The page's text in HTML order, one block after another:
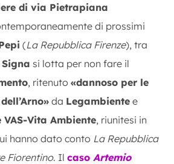
di via Pietrapiana
di prossimi
(La Repubblica Firenze), tra
si lotta per non fare il
, ritenuto «dannoso per le
da Legambiente e
VAS-Vita Ambiente, riunitesi in
hanno dato conto La Repubblica
Fiorentino. Il caso Artemio